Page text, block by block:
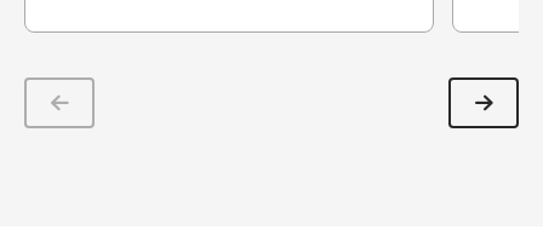
natureza, para promover ambiente colaborativo
nos ambientes de aprendizagem;
10.Agir e incentivar, pessoal e coletivamente,